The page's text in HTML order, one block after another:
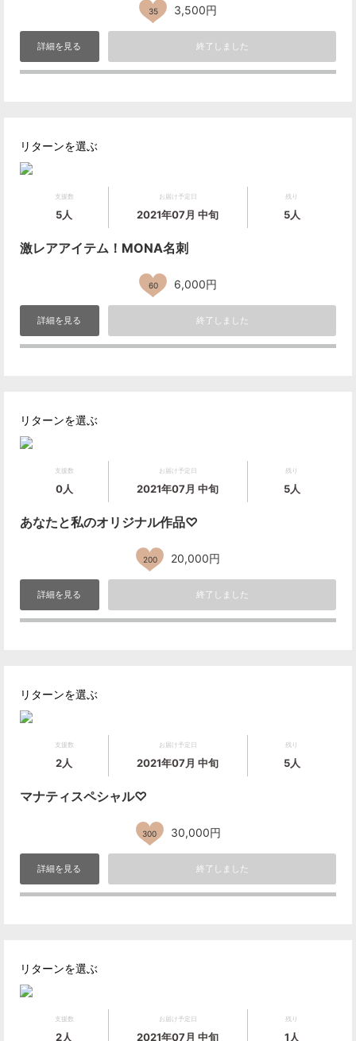
35 3,500円
詳細を見る 終了しました
リターンを選ぶ
支援数
5人
お届け予定日
2021年07月 中旬
残り
5人
激レアアイテム！MONA名刺
60 6,000円
詳細を見る 終了しました
リターンを選ぶ
支援数
0人
お届け予定日
2021年07月 中旬
残り
5人
あなたと私のオリジナル作品♡
200 20,000円
詳細を見る 終了しました
リターンを選ぶ
支援数
2人
お届け予定日
2021年07月 中旬
残り
5人
マナティスペシャル♡
300 30,000円
詳細を見る 終了しました
リターンを選ぶ
支援数
2人
お届け予定日
2021年07月 中旬
残り
1人